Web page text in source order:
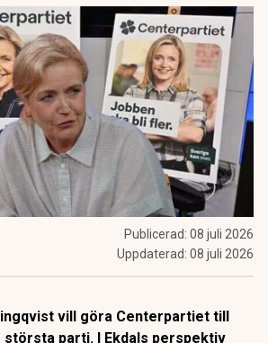
Publicerad: 08 juli 2026
Uppdaterad: 08 juli 2026
vill göra Centerpartiet till
parti. I Ekdals perspektiv